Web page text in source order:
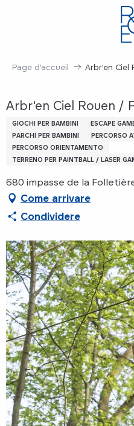
Page d’accueil Arbr'en Ciel
Arbr'en Ciel Rouen /
GIOCHI PER BAMBINI ESCAPE
PARCHI PER BAMBINI
PERCORSO
PERCORSO ORIENTAMENTO
TERRENO PER PAINTBALL / LASER
680 impasse de la
Come arrivare
Condividere